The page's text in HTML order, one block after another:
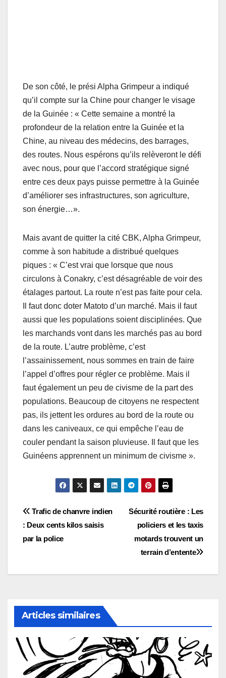
De son côté, le prési Alpha Grimpeur a indiqué
qu’il compte sur la Chine pour changer le visage
de la Guinée : « Cette semaine a montré la
profondeur de la relation entre la Guinée et la
Chine, au niveau des médecins, des barrages,
des routes. Nous espérons qu’ils relèveront le défi
avec nous, pour que l’accord stratégique signé
entre ces deux pays puisse permettre à la Guinée
d’améliorer ses infrastructures, son agriculture,
son énergie…».
Mais avant de quitter la cité CBK, Alpha Grimpeur,
comme à son habitude a distribué quelques
piques : « C’est vrai que lorsque que nous
circulons à Conakry, c’est désagréable de voir des
étalages partout. La route n’est pas faite pour cela.
Il faut donc doter Matoto d’un marché. Mais il faut
aussi que les populations soient disciplinées. Que
les marchands vont dans les marchés pas au bord
de la route. L’autre problème, c’est
l’assainissement, nous sommes en train de faire
l’appel d’offres pour régler ce problème. Mais il
faut également un peu de civisme de la part des
populations. Beaucoup de citoyens ne respectent
pas, ils jettent les ordures au bord de la route ou
dans les caniveaux, ce qui empêche l’eau de
couler pendant la saison pluvieuse. Il faut que les
Guinéens apprennent un minimum de civisme ».
Navigation
de
Sécurité routière : Les
policiers et les taxis
motards trouvent un
terrain d’entente
Trafic de chanvre indien
: Deux cents kilos saisis
par la police
Articles similaires